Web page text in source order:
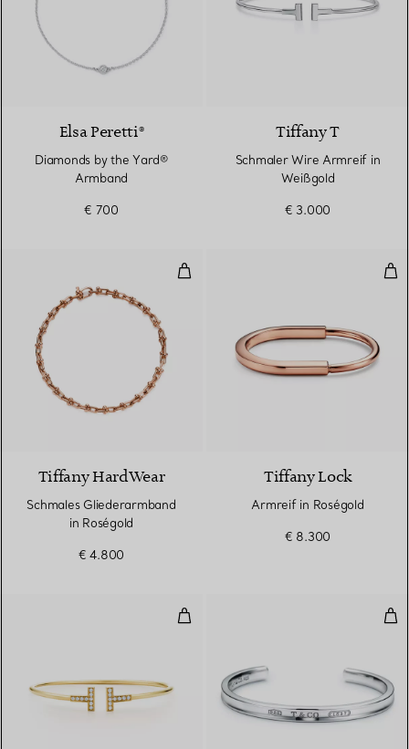
Elsa Peretti®
Diamonds by the Yard®
Armband
€ 700
Tiffany T
Schmaler Wire Armreif in
Weißgold
€ 3.000
Schmales Gliederarmband in
Tiffany HardWear
Schmales Gliederarmband
in Roségold
€ 4.800
Tiffany Lock
Armreif in Roségold
€ 8.300
Wire Armreif mit Diamanten in